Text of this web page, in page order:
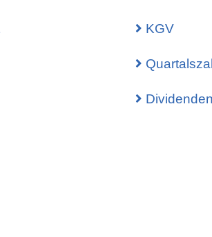
KGV
Dividenden